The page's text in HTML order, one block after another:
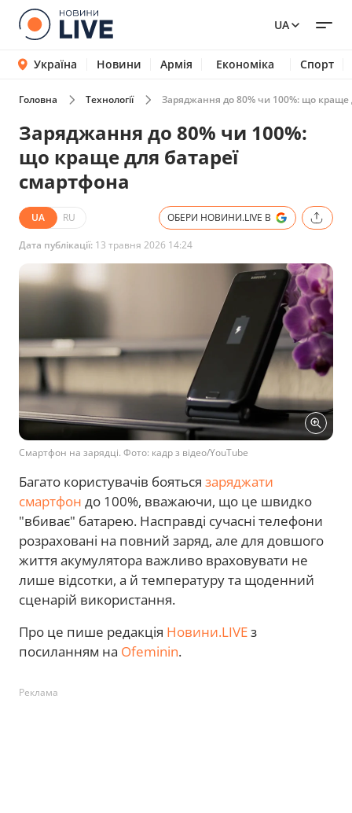
UA
Україна Новини Армія Економіка Спорт
Головна Технології Заряджання до 80% чи 100%: що краще
Заряджання до 80% чи 100%:
що краще для батареї
смартфона
UA RU ОБЕРИ НОВИНИ.LIVE В
Дата публікації: 13 травня 2026 14:24
Смартфон на зарядці. Фото: кадр з відео/YouTube
Багато користувачів бояться заряджати
смартфон до 100%, вважаючи, що це швидко
"вбиває" батарею. Насправді сучасні телефони
розраховані на повний заряд, але для довшого
життя акумулятора важливо враховувати не
лише відсотки, а й температуру та щоденний
сценарій використання.
Про це пише редакція Новини.LIVEз
посиланням на Ofeminin.
Реклама